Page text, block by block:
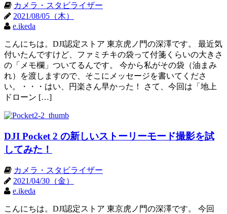
カメラ・スタビライザー
2021/08/05（木）
e.ikeda
こんにちは。DJI認定ストア 東京虎ノ門の深澤です。 最近気
付いたんですけど、ファミチキの袋って付箋くらいの大きさ
の「メモ欄」ついてるんです。 今から私がその袋（油まみ
れ）を渡しますので、そこにメッセージを書いてくださ
い。・・・はい、円楽さん早かった！ さて、今回は「地上
ドローン […]
DJI Pocket 2 の新しいストーリーモード撮影を試
してみた！
カメラ・スタビライザー
2021/04/30（金）
e.ikeda
こんにちは。DJI認定ストア 東京虎ノ門の深澤です。 今回